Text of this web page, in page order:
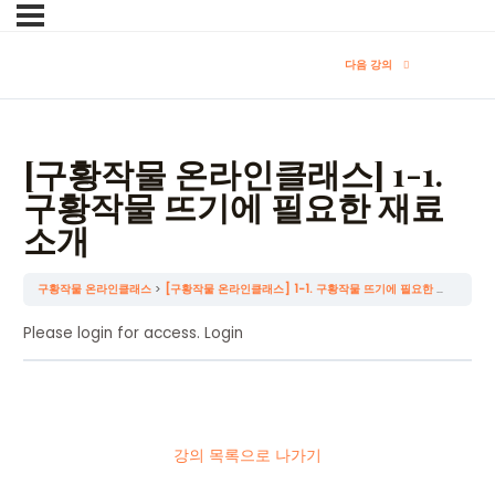
다음 강의
[구황작물 온라인클래스] 1-1.
구황작물 뜨기에 필요한 재료
소개
구황작물 온라인클래스 [구황작물 온라인클래스] 1-1. 구황작물 뜨기에 필요한 재료 소개
Please login for access. Login
강의 목록으로 나가기